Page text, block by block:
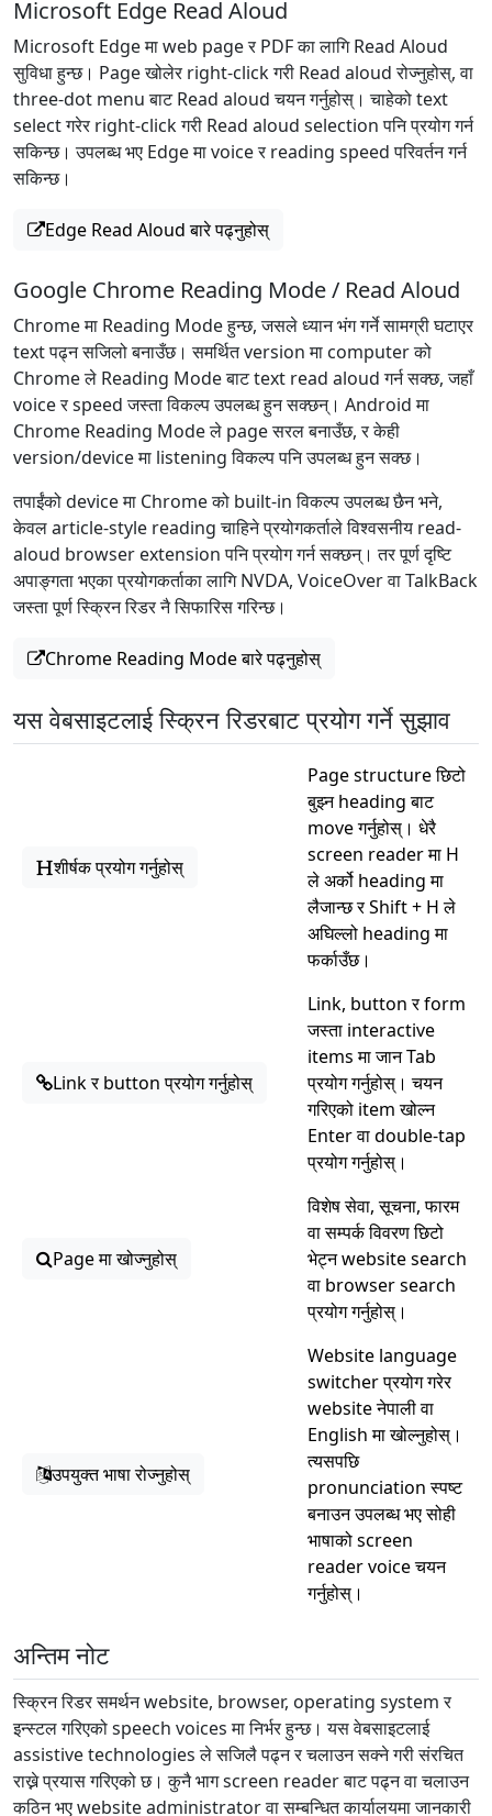
Microsoft Edge Read Aloud
Microsoft Edge मा web page र PDF का लागि Read Aloud
सुविधा हुन्छ। Page खोलेर right-click गरी Read aloud रोज्नुहोस्, वा
three-dot menu बाट Read aloud चयन गर्नुहोस्। चाहेको text
select गरेर right-click गरी Read aloud selection पनि प्रयोग गर्न
सकिन्छ। उपलब्ध भए Edge मा voice र reading speed परिवर्तन गर्न
सकिन्छ।
Edge Read Aloud बारे पढ्नुहोस्
Google Chrome Reading Mode / Read Aloud
Chrome मा Reading Mode हुन्छ, जसले ध्यान भंग गर्ने सामग्री घटाएर
text पढ्न सजिलो बनाउँछ। समर्थित version मा computer को
Chrome ले Reading Mode बाट text read aloud गर्न सक्छ, जहाँ
voice र speed जस्ता विकल्प उपलब्ध हुन सक्छन्। Android मा
Chrome Reading Mode ले page सरल बनाउँछ, र केही
version/device मा listening विकल्प पनि उपलब्ध हुन सक्छ।
तपाईंको device मा Chrome को built-in विकल्प उपलब्ध छैन भने,
केवल article-style reading चाहिने प्रयोगकर्ताले विश्वसनीय read-
aloud browser extension पनि प्रयोग गर्न सक्छन्। तर पूर्ण दृष्टि
अपाङ्गता भएका प्रयोगकर्ताका लागि NVDA, VoiceOver वा TalkBack
जस्ता पूर्ण स्क्रिन रिडर नै सिफारिस गरिन्छ।
Chrome Reading Mode बारे पढ्नुहोस्
यस वेबसाइटलाई स्क्रिन रिडरबाट प्रयोग गर्ने सुझाव
शीर्षक प्रयोग गर्नुहोस्
Page structure छिटो
बुझ्न heading बाट
move गर्नुहोस्। धेरै
screen reader मा H
ले अर्को heading मा
लैजान्छ र Shift + H ले
अघिल्लो heading मा
फर्काउँछ।
Link र button प्रयोग गर्नुहोस्
Link, button र form
जस्ता interactive
items मा जान Tab
प्रयोग गर्नुहोस्। चयन
गरिएको item खोल्न
Enter वा double-tap
प्रयोग गर्नुहोस्।
Page मा खोज्नुहोस्
विशेष सेवा, सूचना, फारम
वा सम्पर्क विवरण छिटो
भेट्न website search
वा browser search
प्रयोग गर्नुहोस्।
उपयुक्त भाषा रोज्नुहोस्
Website language
switcher प्रयोग गरेर
website नेपाली वा
English मा खोल्नुहोस्।
त्यसपछि
pronunciation स्पष्ट
बनाउन उपलब्ध भए सोही
भाषाको screen
reader voice चयन
गर्नुहोस्।
अन्तिम नोट
स्क्रिन रिडर समर्थन website, browser, operating system र
इन्स्टल गरिएको speech voices मा निर्भर हुन्छ। यस वेबसाइटलाई
assistive technologies ले सजिलै पढ्न र चलाउन सक्ने गरी संरचित
राख्ने प्रयास गरिएको छ। कुनै भाग screen reader बाट पढ्न वा चलाउन
कठिन भए website administrator वा सम्बन्धित कार्यालयमा जानकारी